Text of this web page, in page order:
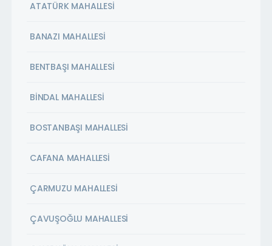
ATATÜRK MAHALLESİ
BANAZI MAHALLESİ
BENTBAŞI MAHALLESİ
BİNDAL MAHALLESİ
BOSTANBAŞI MAHALLESİ
CAFANA MAHALLESİ
ÇARMUZU MAHALLESİ
ÇAVUŞOĞLU MAHALLESİ